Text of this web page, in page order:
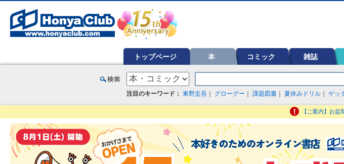
トップページ 本 コミック 雑誌
注目のキーワード： 東野圭吾 グローグー 課題図書 夏休みドリル ゲッ
【ご案内】お盆